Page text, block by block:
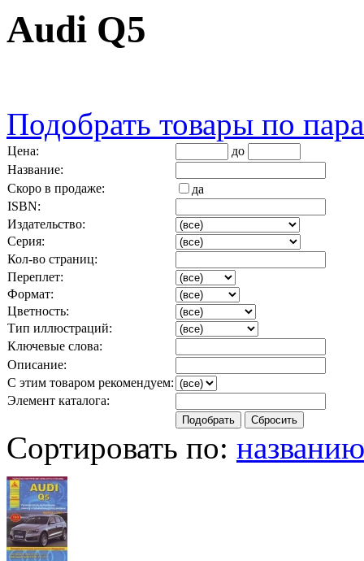
Audi Q5
Подобрать товары по
Цена:
до
Название:
Скоро в продаже:
да
ISBN:
Издательство:
Серия:
Кол-во страниц:
Переплет:
Формат:
Цветность:
Тип иллюстраций:
Ключевые слова:
Описание:
С этим товаром рекомендуем:
Элемент каталога:
Сортировать по: названию